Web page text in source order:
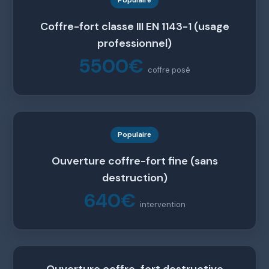
Coffre-fort classe III EN 1143-1 (usage
professionnel)
5500€ coffre posé
Populaire
Ouverture coffre-fort fine (sans
destruction)
640€ intervention